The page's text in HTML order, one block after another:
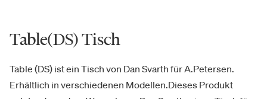
Table(DS) Tisch
Table (DS) ist ein Tisch von Dan Svarth für A.Petersen.
Erhältlich in verschiedenen Modellen.Dieses Produkt